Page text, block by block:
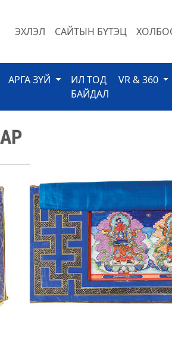
ЭХЛЭЛ САЙТЫН БҮТЭЦ
АРГА ЗҮЙ
ИЛ ТОД
БАЙДАЛ
VR & 360